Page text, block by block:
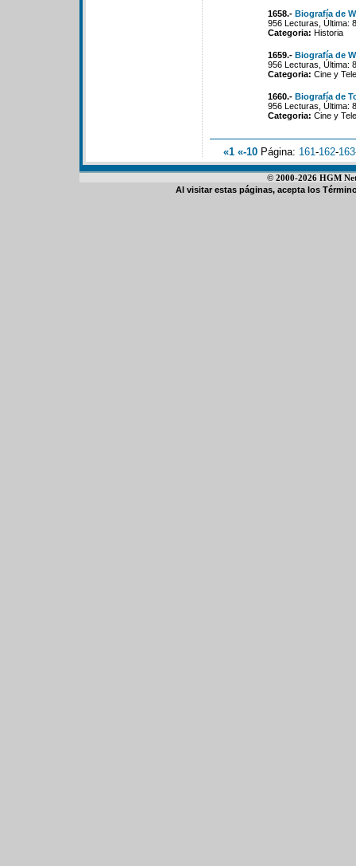
1658.- Biografía de
956 Lecturas, Última:
Categoria: Historia
1659.- Biografía de
956 Lecturas, Última:
Categoria: Cine y
1660.- Biografía de
956 Lecturas, Última:
Categoria: Cine y
«1 «-10 Página: 161-162-163
© 2000-2026 HGM
Al visitar estas páginas, acepta los